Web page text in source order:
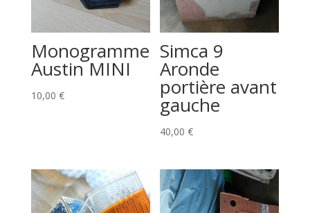
Monogramme
Austin MINI
10,00 €
Simca 9
Aronde
portière avant
gauche
40,00€